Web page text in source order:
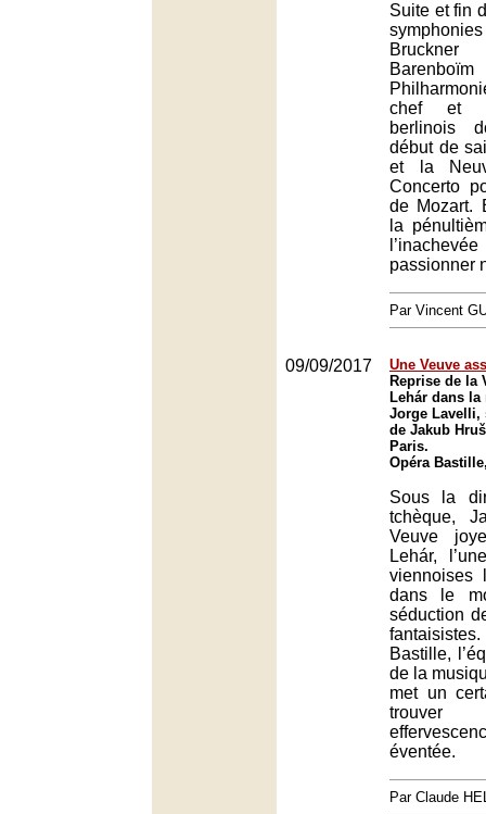
Suite et fin
chef et
berlinois
début de
et la
Concerto
de Mozart.
la
passionner
Par Vincent
09/09/2017
Une Veuve
Reprise de la
Lehár dans
Jorge Lavelli,
de Jakub
Paris.
Opéra
Sous la
tchèque,
Veuve
Lehár,
viennoises
dans le
séduction
Bastille,
de la
met un
éventée.
Par Claude